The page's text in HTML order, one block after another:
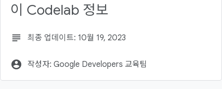
필요한 항목
이 Codelab 정보
subject 최종 업데이트: 10월 19, 2023
account_circle 작성자: Google Developers 교육팀